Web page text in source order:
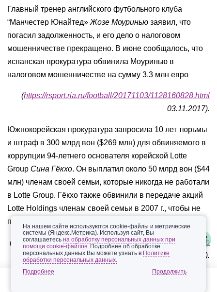
Главный тренер английского футбольного клуба
“Манчестер Юнайтед» Жозе Моуринью заявил, что
погасил задолженность, и его дело о налоговом
мошенничестве прекращено. В июне сообщалось, что
испанская прокуратура обвинила Моуринью в
налоговом мошенничестве на сумму 3,3 млн евро
(https://rsport.ria.ru/football/20171103/1128160828.html
03.11.2017).
Южнокорейская прокуратура запросила 10 лет тюрьмы
и штраф в 300 млрд вон ($269 млн) для обвиняемого в
коррупции 94-летнего основателя корейской Lotte
Group Сина Гёкхо. Он выплатил около 50 млрд вон ($44
млн) членам своей семьи, которые никогда не работали
в Lotte Group. Гёкхо также обвинили в передаче акций
Lotte Holdings членам своей семьи в 2007 г., чтобы не
платить налоги в размере 70 млрд вон ($62 млн)
(
http://www.rbc.ru/rbcfreenews/59f9cf339a79471d189661b
601.11.2017).
На нашем сайте используются cookie-файлы и метрические
системы (Яндекс.Метрика). Используя сайт, Вы
соглашаетесьна обработку персональных данных при
помощи cookie-файлов. Подробнее об обработке
персональных данных Вы можете узнать в Политике
обработки персональных данных.
Подробнее